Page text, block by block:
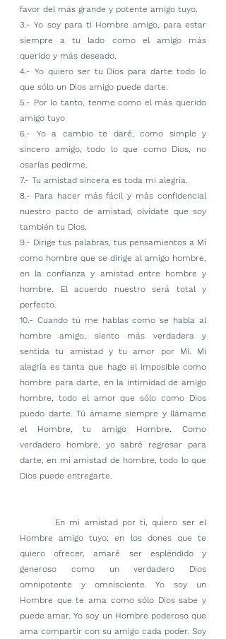
favor del más grande y potente amigo tuyo.
3.- Yo soy para ti Hombre amigo, para estar
siempre a tu lado como el amigo más
querido y más deseado.
4.- Yo quiero ser tu Dios para darte todo lo
que sólo un Dios amigo puede darte.
5.- Por lo tanto, tenme como el más querido
amigo tuyo
6.- Yo a cambio te daré, como simple y
sincero amigo, todo lo que como Dios, no
osarías pedirme.
7.- Tu amistad sincera es toda mi alegría.
8.- Para hacer más fácil y más confidencial
nuestro pacto de amistad, olvídate que soy
también tu Dios.
9.- Dirige tus palabras, tus pensamientos a Mí
como hombre que se dirige al amigo hombre,
en la confianza y amistad entre hombre y
hombre. El acuerdo nuestro será total y
perfecto.
10.- Cuando tú me hablas como se habla al
hombre amigo, siento más verdadera y
sentida tu amistad y tu amor por Mí. Mi
alegría es tanta que hago el imposible como
hombre para darte, en la intimidad de amigo
hombre, todo el amor que sólo como Dios
puedo darte. Tú ámame siempre y llámame
el Hombre, tu amigo Hombre. Como
verdadero hombre, yo sabré regresar para
darte, en mi amistad de hombre, todo lo que
Dios puede entregarte.
Hombre amigo tuyo; en los dones que te
quiero ofrecer, amaré ser espléndido y
generoso como un verdadero Dios
omnipotente y omnisciente. Yo soy un
Hombre que te ama como sólo Dios sabe y
puede amar. Yo soy un Hombre poderoso que
ama compartir con su amigo cada poder. Soy